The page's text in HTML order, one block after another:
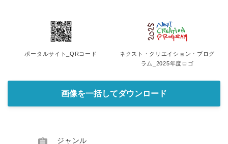
ポータルサイト_QRコード
ネクスト・クリエイション・プログ
ラム_2025年度ロゴ
画像を一括してダウンロード
ジャンル